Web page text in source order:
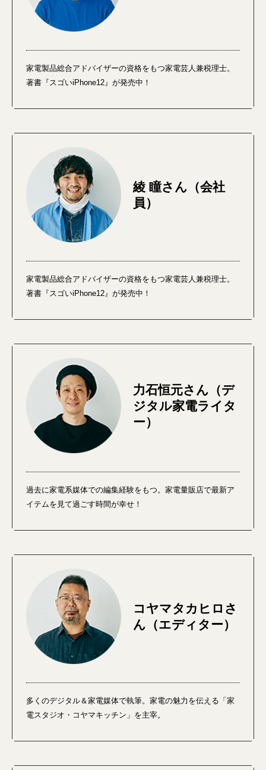
家電製品総合アドバイザーの資格をもつ家電芸人兼税理士。
著書『スゴいiPhone12』が発売中！
綾 瞳さん（会社
員）
家電製品総合アドバイザーの資格をもつ家電芸人兼税理士。
著書『スゴいiPhone12』が発売中！
力石恒元さん（デ
ジタル家電ライタ
ー）
過去に家電系媒体での編集経験をもつ。家電量販店で最新ア
イテムを見て過ごす時間が幸せ！
コヤマタカヒロさ
ん（エディター）
多くのデジタル＆家電媒体で執筆。家電の魅力を伝える「家
電スタジオ・コヤマキッチン」を主宰。